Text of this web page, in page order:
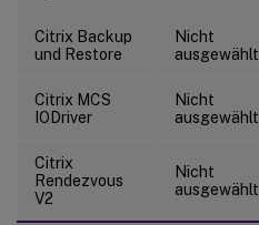
Citrix Backup
und Restore
Nicht
ausgewählt
Citrix MCS
IODriver
Nicht
ausgewählt
Citrix
Rendezvous
V2
Nicht
ausgewählt